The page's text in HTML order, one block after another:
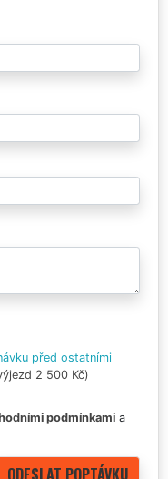
před ostatními
2 500 Kč)
podmínkami a